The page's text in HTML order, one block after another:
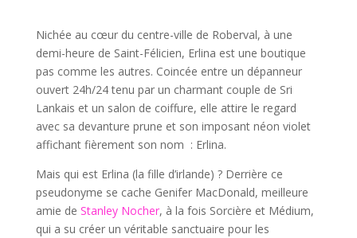
Nichée au cœur du centre-ville de Roberval, à une
demi-heure de Saint-Félicien, Erlina est une boutique
pas comme les autres. Coincée entre un dépanneur
ouvert 24h/24 tenu par un charmant couple de Sri
Lankais et un salon de coiffure, elle attire le regard
avec sa devanture prune et son imposant néon violet
affichant fièrement son nom : Erlina.
Mais qui est Erlina (la fille d’irlande) ? Derrière ce
pseudonyme se cache Genifer MacDonald, meilleure
amie de Stanley Nocher, à la fois Sorcière et Médium,
qui a su créer un véritable sanctuaire pour les